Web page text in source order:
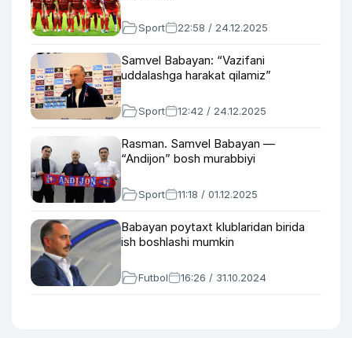
Sport 22:58 / 24.12.2025
Samvel Babayan: “Vazifani
uddalashga harakat qilamiz”
Sport 12:42 / 24.12.2025
Rasman. Samvel Babayan —
“Andijon” bosh murabbiyi
Sport 11:18 / 01.12.2025
Babayan poytaxt klublaridan birida
ish boshlashi mumkin
Futbol 16:26 / 31.10.2024